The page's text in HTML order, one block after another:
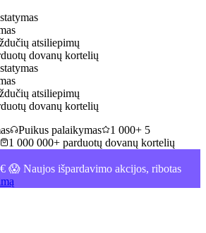
atsiliepimų
dovanų kortelių
atsiliepimų
dovanų kortelių
Puikus palaikymas
1 000+ 5
1 000 000+ parduotų dovanų kortelių
😱 Naujos išpardavimo akcijos, ribotas